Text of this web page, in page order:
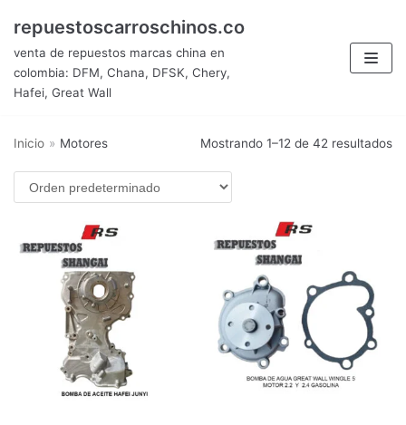
Saltar
contenido
repuestoscarroschinos.co
venta de repuestos marcas china en
colombia: DFM, Chana, DFSK, Chery,
Hafei, Great Wall
Inicio » Motores Mostrando 1–12 de 42 resultados